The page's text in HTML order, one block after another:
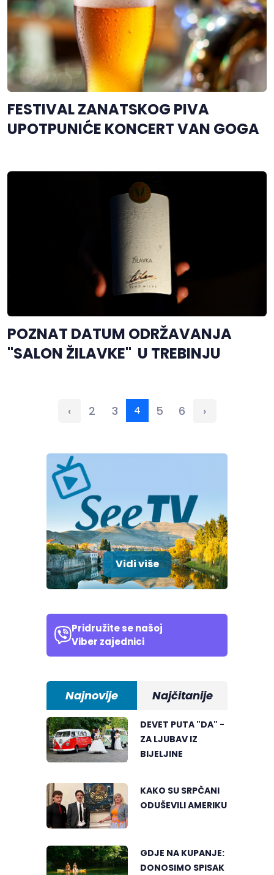
FESTIVAL ZANATSKOG PIVA
UPOTPUNIĆE KONCERT VAN GOGA
POZNAT DATUM ODRŽAVANJA
"SALON ŽILAVKE" U TREBINJU
‹ 2 3 4 5 6 ›
Vidi više
Pridružite se našoj
Viber zajednici
Najnovije Najčitanije
DEVET PUTA "DA" -
ZA LJUBAV IZ
BIJELJINE
KAKO SU SRPČANI
ODUŠEVILI AMERIKU
GDJE NA KUPANJE:
DONOSIMO SPISAK